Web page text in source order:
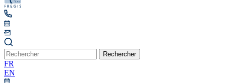
Rechercher
FR
EN